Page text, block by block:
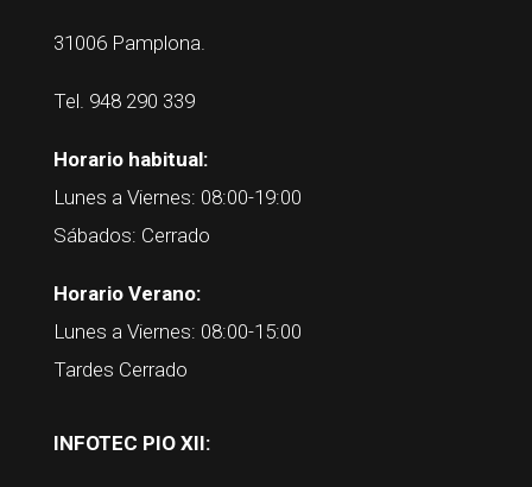
31006 Pamplona.
Tel. 948 290 339
Horario habitual:
Lunes a Viernes: 08:00-19:00
Sábados: Cerrado
Horario Verano:
Lunes a Viernes: 08:00-15:00
Tardes Cerrado
INFOTEC PIO XII: